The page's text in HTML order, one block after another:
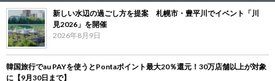
新しい水辺の過ごし方を提案 札幌市・豊平川でイベント「川
見2026」を開催
2026年8月9日
韓国旅行でau PAYを使うとPontaポイント最大20％還元！30万店舗以上が対象
に【9月30日まで】